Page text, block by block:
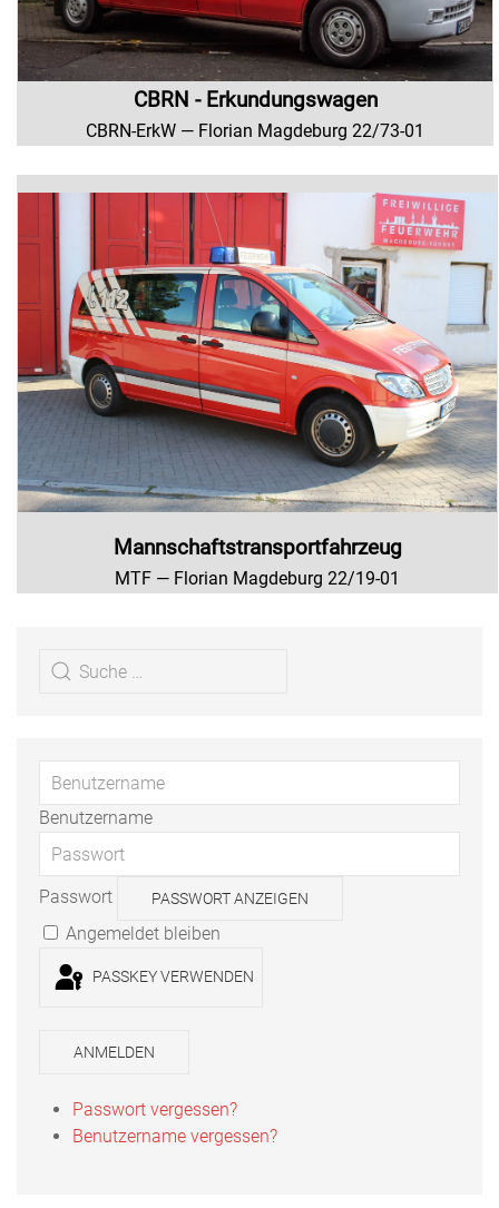
CBRN - Erkundungswagen
CBRN-ErkW — Florian Magdeburg 22/73-01
Mannschaftstransportfahrzeug
MTF — Florian Magdeburg 22/19-01
Benutzername
Passwort PASSWORT ANZEIGEN
Angemeldet bleiben
PASSKEY VERWENDEN
ANMELDEN
Passwort vergessen?
Benutzername vergessen?